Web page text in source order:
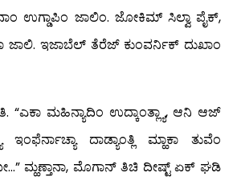
ಉಗ್ಡಾಪಿಂ ಜಾಲಿಂ. ಜೋಕಿಮ್ ಸಿಲ್ವಾ ಪೈಕ್,
ಜಾಲಿ. ಇಜಾಬೆಲ್ ತೆರೆಜ್ ಕುಂವರ್ನಿಕ್ ದುಖಾಂ
ತಿ. “ಎಕಾ ಮಹಿನ್ಯಾದಿಂ ಉದ್ಕಾಂತ್ಲ್ಯಾ, ಆನಿ ಆಜ್
ದಾಡ್ಯಾಂತ್ಲಿ ಮ್ಹಾಕಾ ತುವೆಂ
ಮ್ಹಣ್ತಾನಾ, ಮೊಗಾನ್ ತಿಚಿ ದೀಷ್ಟ್ ಏಕ್ ಘಡಿ